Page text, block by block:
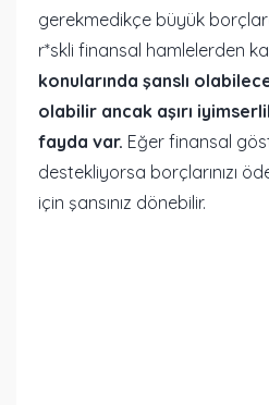
gerekmedikçe büyük
r*skli finansal hamlelerden
konularında şanslı
olabilir ancak aşırı
fayda var. Eğer finansal
destekliyorsa borçlarınızı
için şansınız dönebilir.